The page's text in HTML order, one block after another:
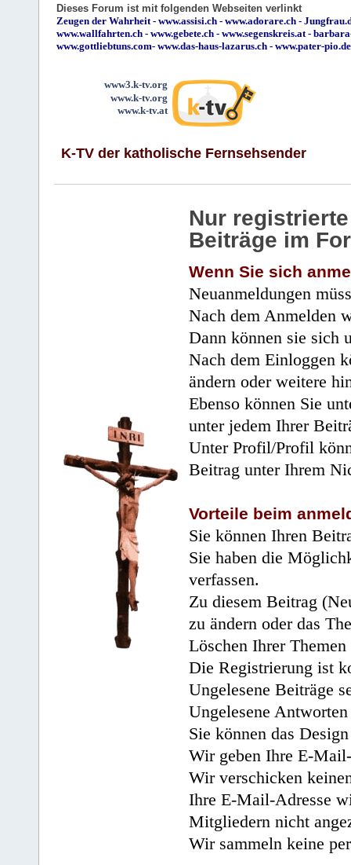
Dieses Forum ist mit folgenden Webseiten verlinkt
Zeugen der Wahrheit - www.assisi.ch - www.adorare.ch -
www.wallfahrten.ch - www.gebete.ch - www.segenskreis.at -
www.gottliebtuns.com- www.das-haus-lazarus.ch - www.pater-pio.de
www3.k-tv.org
www.k-tv.org
www.k-tv.at
K-TV der katholische Fernsehsender
Nur
Beiträge im
Wenn Sie sich
Neuanmeldungen
Nach dem Anmelden
Dann können sie sich
Nach dem Einloggen
ändern oder weitere
Ebenso können Sie
unter jedem Ihrer
Unter Profil/Profil
Beitrag unter Ihrem
Vorteile beim
Sie können Ihren
Sie haben die
verfassen.
Zu diesem Beitrag
zu ändern oder das
Löschen Ihrer
Die Registrierung ist
Ungelesene Beiträge
Ungelesene
Sie können das
Wir geben Ihre E-
Wir verschicken
Ihre E-Mail-Adresse
Mitgliedern nicht
Wir sammeln keine